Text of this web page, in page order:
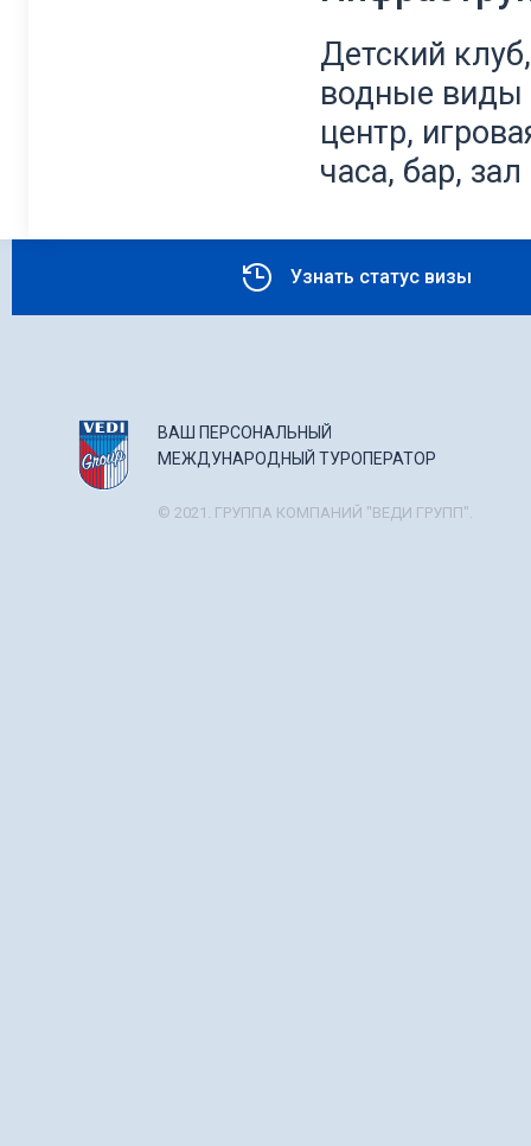
Детский
водные виды
центр,
часа, бар,
Узнать статус визы
ВАШ ПЕРСОНАЛЬНЫЙ
МЕЖДУНАРОДНЫЙ ТУРОПЕРАТОР
© 2021. ГРУППА КОМПАНИЙ "ВЕДИ ГРУПП".